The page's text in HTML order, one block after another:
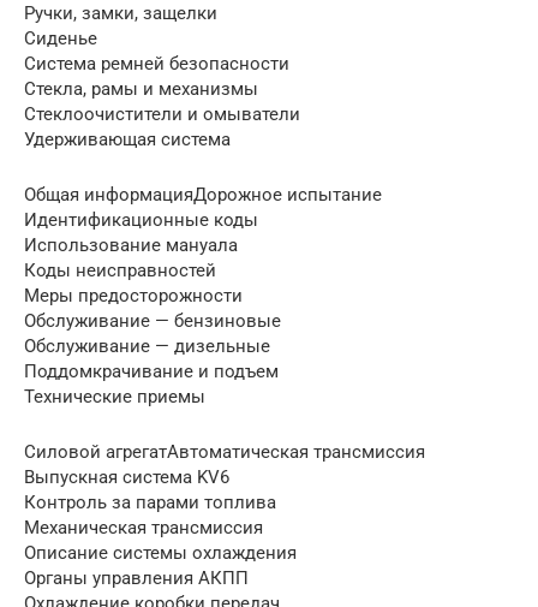
Ручки, замки, защелки
Сиденье
Система ремней безопасности
Стекла, рамы и механизмы
Стеклоочистители и омыватели
Удерживающая система
Общая информацияДорожное испытание
Идентификационные коды
Использование мануала
Коды неисправностей
Меры предосторожности
Обслуживание — бензиновые
Обслуживание — дизельные
Поддомкрачивание и подъем
Технические приемы
Силовой агрегатАвтоматическая трансмиссия
Выпускная система KV6
Контроль за парами топлива
Механическая трансмиссия
Описание системы охлаждения
Органы управления АКПП